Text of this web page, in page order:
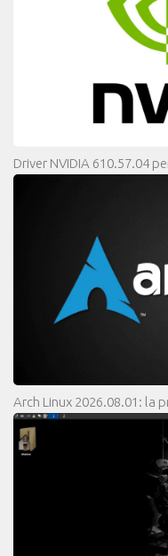
Driver NVIDIA 610.57.04
Arch Linux 2026.08.01: la